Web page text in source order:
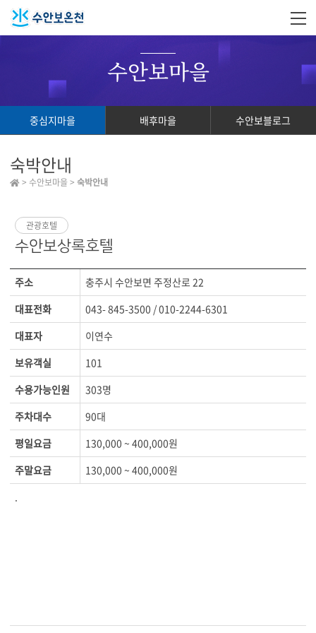
수안보마을
중심지마을 배후마을 수안보블로그
숙박안내
> 수안보마을 > 숙박안내
관광호텔
수안보상록호텔
주소
충주시 수안보면 주정산로 22
대표전화
043- 845-3500 / 010-2244-6301
대표자
이연수
보유객실
101
수용가능인원
303명
주차대수
90대
평일요금
130,000 ~ 400,000원
주말요금
130,000 ~ 400,000원